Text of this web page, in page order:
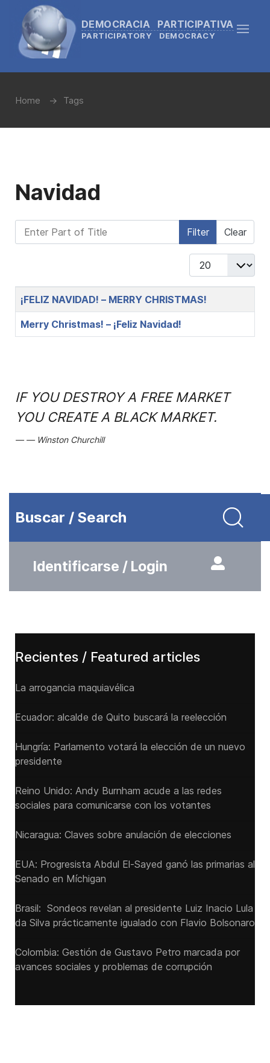
DEMOCRACIA PARTICIPATIVA
PARTICIPATORY DEMOCRACY
Home Tags
Navidad
Enter Part of Title Filter Clear
Display #
Title
¡FELIZ NAVIDAD! – MERRY CHRISTMAS!
Merry Christmas! – ¡Feliz Navidad!
IF YOU DESTROY A FREE MARKET
YOU CREATE A BLACK MARKET.
Winston Churchill
Buscar / Search
Identificarse / Login
Recientes / Featured articles
La arrogancia maquiavélica
Ecuador: alcalde de Quito buscará la reelección
Hungría: Parlamento votará la elección de un nuevo
presidente
Reino Unido: Andy ‌Burnham acude a las redes
sociales para comunicarse con los votantes
Nicaragua: Claves sobre anulación de elecciones
EUA: Progresista Abdul El-Sayed ganó las primarias al
Senado ‌en Míchigan
Brasil: Sondeos revelan al presidente Luiz Inacio Lula
da Silva prácticamente igualado con Flavio Bolsonaro
Colombia: Gestión de Gustavo Petro marcada por
avances sociales y problemas de corrupción